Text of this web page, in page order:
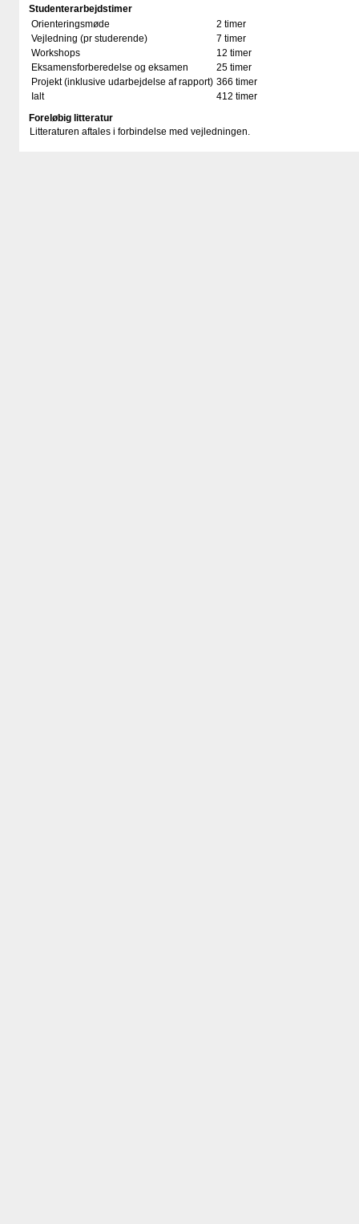
Studenterarbejdstimer
Orienteringsmøde
2 timer
Vejledning (pr studerende)
7 timer
Workshops
12 timer
Eksamensforberedelse og eksamen
25 timer
Projekt (inklusive udarbejdelse af rapport) 366 timer
Ialt
412 timer
Foreløbig litteratur
Litteraturen aftales i forbindelse med vejledningen.